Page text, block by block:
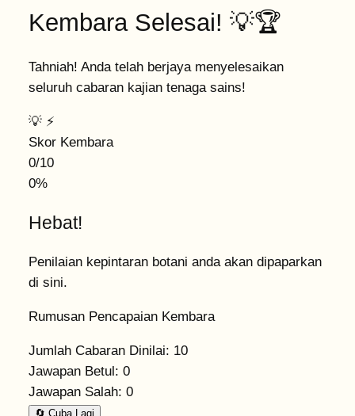
Kembara Selesai! 💡🏆
Tahniah! Anda telah berjaya menyelesaikan
seluruh cabaran kajian tenaga sains!
💡 ⚡
Skor Kembara
0/10
0%
Hebat!
Penilaian kepintaran botani anda akan dipaparkan
di sini.
Rumusan Pencapaian Kembara
Jumlah Cabaran Dinilai: 10
Jawapan Betul: 0
Jawapan Salah: 0
🔄 Cuba Lagi